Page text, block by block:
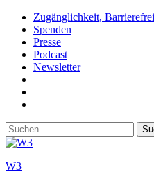
Zum
Inhalt
springen
Zugänglichkeit,
Spenden
Presse
Podcast
Newsletter
Youtube
Suchen
nach:
W3